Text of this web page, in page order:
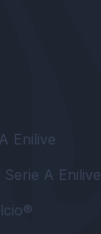
Enilive
A Enilive